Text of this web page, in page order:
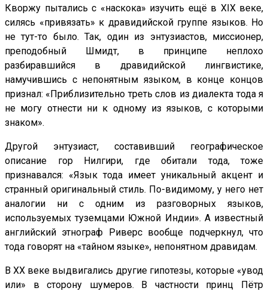
Кворжу пытались с «наскока» изучить ещё в XIX веке,
силясь «привязать» к дравидийской группе языков. Но
не тут-то было. Так, один из энтузиастов, миссионер,
преподобный Шмидт, в принципе неплохо
разбиравшийся в дравидийской лингвистике,
намучившись с непонятным языком, в конце концов
признал: «Приблизительно треть слов из диалекта тода я
не могу отнести ни к одному из языков, с которыми
знаком».
Другой энтузиаст, составивший географическое
описание гор Нилгири, где обитали тода, тоже
признавался: «Язык тода имеет уникальный акцент и
странный оригинальный стиль. По-видимому, у него нет
аналогии ни с одним из разговорных языков,
используемых туземцами Южной Индии». А известный
английский этнограф Риверс вообще подчеркнул, что
тода говорят на «тайном языке», непонятном дравидам.
В XX веке выдвигались другие гипотезы, которые «увод
или» в сторону шумеров. В частности принц Пётр